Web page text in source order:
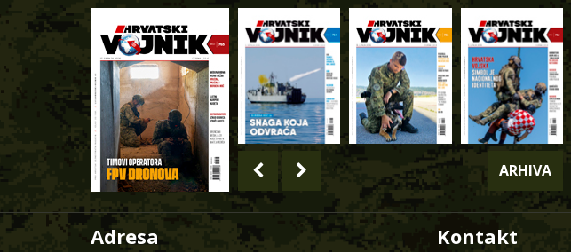
ARHIVA
Adresa Kontakt